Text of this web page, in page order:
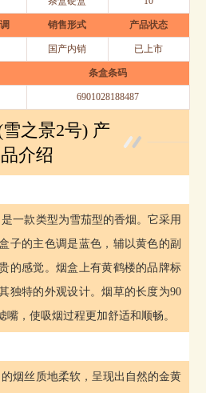
销售形式 产品状态
国产内销 已上市
条盒条码
6901028188487
之景2号) 产
品介绍
一款类型为雪茄型的香烟。它采用
子的主色调是蓝色，辅以黄色的副
的感觉。烟盒上有黄鹤楼的品牌标
独特的外观设计。烟草的长度为90
嘴，使吸烟过程更加舒适和顺畅。
烟丝质地柔软，呈现出自然的金黄